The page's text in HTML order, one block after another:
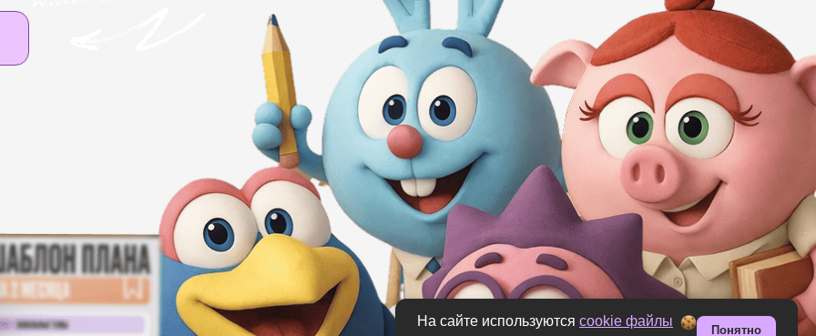
На сайте используются cookie файлы
Понятно